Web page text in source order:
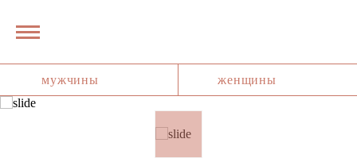
мужчины женщины